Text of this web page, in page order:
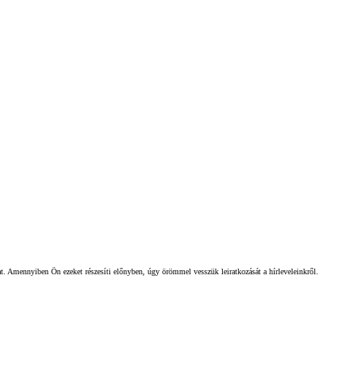
Ön ezeket részesíti előnyben, úgy örömmel vesszük leiratkozását a hírleveleinkről.